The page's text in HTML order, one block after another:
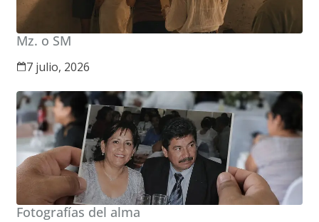
Mz. o SM
7 julio, 2026
Fotografías del alma